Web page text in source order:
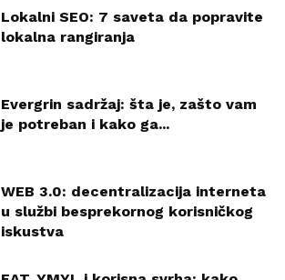
Lokalni SEO: 7 saveta da popravite
lokalna rangiranja
Evergrin sadržaj: šta je, zašto vam
je potreban i kako ga...
WEB 3.0: decentralizacija interneta
u službi besprekornog korisničkog
iskustva